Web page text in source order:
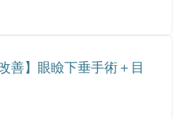
善】眼瞼下垂手術＋目